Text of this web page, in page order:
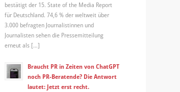
bestätigt der 15. State of the Media Report
für Deutschland. 74,6 % der weltweit über
3.000 befragten Journalistinnen und
Journalisten sehen die Pressemitteilung
erneut als […]
Braucht PR in Zeiten von ChatGPT
noch PR-Beratende? Die Antwort
lautet: Jetzt erst recht.